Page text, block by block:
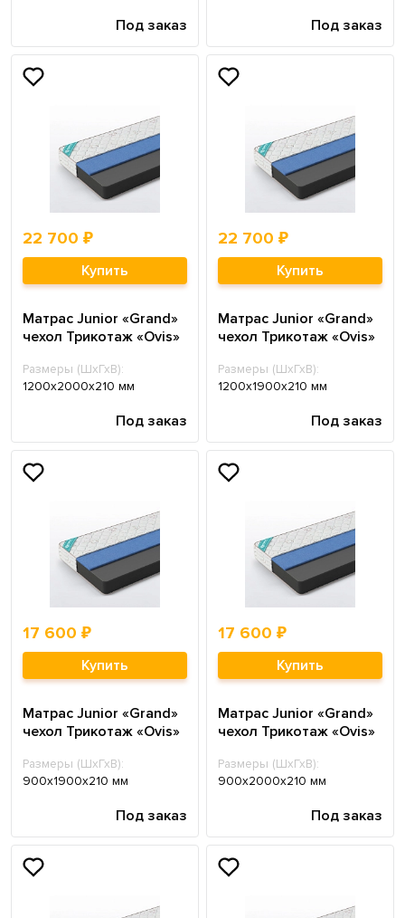
Под заказ Под заказ
22 700 ₽
Купить
Матрас Junior «Grand»
чехол Трикотаж «Ovis»
Размеры (ШхГхВ):
1200х2000х210 мм
Под заказ
22 700 ₽
Купить
Матрас Junior «Grand»
чехол Трикотаж «Ovis»
Размеры (ШхГхВ):
1200х1900х210 мм
Под заказ
17 600 ₽
Купить
Матрас Junior «Grand»
чехол Трикотаж «Ovis»
Размеры (ШхГхВ):
900х1900х210 мм
Под заказ
17 600 ₽
Купить
Матрас Junior «Grand»
чехол Трикотаж «Ovis»
Размеры (ШхГхВ):
900х2000х210 мм
Под заказ